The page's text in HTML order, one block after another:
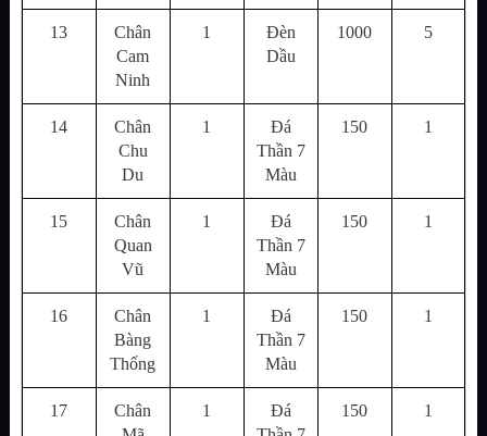
13
Chân
Cam
Ninh
1
Đèn
Dầu
1000 5
14
Chân
Chu
Du
1
Đá
Thần 7
Màu
150 1
15
Chân
Quan
Vũ
1
Đá
Thần 7
Màu
150 1
16
Chân
Bàng
Thống
1
Đá
Thần 7
Màu
150 1
17
Chân
1
Đá
150 1